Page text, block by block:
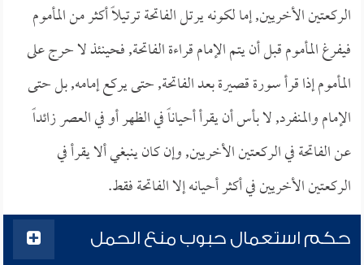
الركعتين الأخريين, إما لكونه يرتل الفاتحة ترتيلاً أكثر من المأموم
فيفرغ المأموم قبل أن يتم الإمام قراءة الفاتحة, فحينئذ لا حرج على
المأموم إذا قرأ سورة قصيرة بعد الفاتحة, حتى يركع إمامه, بل حتى
الإمام والمنفرد, لا بأس أن يقرأ أحياناً في الظهر أو في العصر زائداً
عن الفاتحة في الركعتين الأخريين, وإن كان ينبغي ألا يقرأ في
الركعتين الأخريين في أكثر أحيانه إلا الفاتحة فقط.
حكم استعمال حبوب منع الحمل